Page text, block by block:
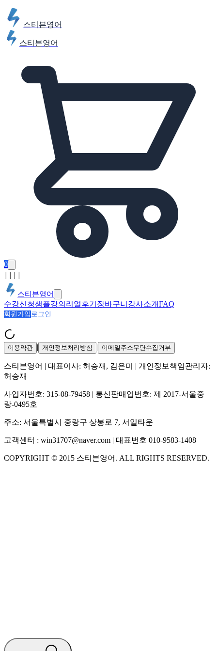
스티븐영어
스티븐영어
0
스티븐영어
수강신청샘플강의 리얼후기 장바구니 강사소개FAQ
회원가입 로그인
이용약관 | 개인정보처리방침 | 이메일주소무단수집거부
스티븐영어 | 대표이사: 허승재, 김은미
| 개인정보책임관리자:
허승재
사업자번호: 315-08-79458 | 통신판매업번호: 제 2017-서울중
랑-0495호
주소: 서울특별시 중랑구 상봉로 7, 서일타운
고객센터 : win31707@naver.com | 대표번호 010-9583-1408
COPYRIGHT © 2015 스티븐영어 . ALL RIGHTS RESERVED.